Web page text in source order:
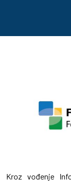
Kroz vođenje